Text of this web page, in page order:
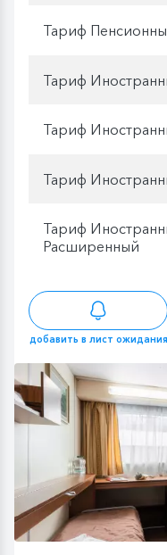
Тариф
Тариф
Тариф
Тариф
Тариф
Расширенный
добавить в лист ожидания